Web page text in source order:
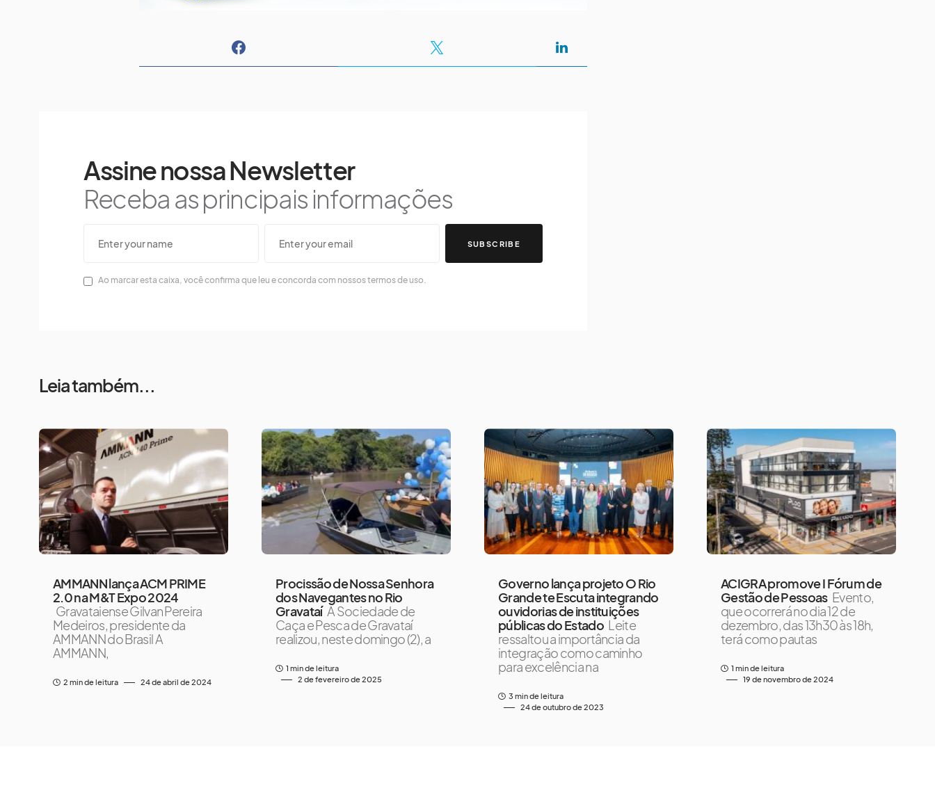
Assine nossa Newsletter
Receba as principais informações
SUBSCRIBE
Ao marcar esta caixa, você confirma que leu e concorda com nossos termos de uso.
Leia também...
AMMANN lança ACM PRIME
2.0 na M&T Expo 2024
Gravataiense Gilvan Pereira
Medeiros, presidente da
AMMANN do Brasil A
AMMANN,
2 min de leitura 24 de abril de 2024
Procissão de Nossa Senhora
dos Navegantes no Rio
Gravataí A Sociedade de
Caça e Pesca de Gravataí
realizou, neste domingo (2), a
1 min de leitura
2 de fevereiro de 2025
Governo lança projeto O Rio
Grande te Escuta integrando
ouvidorias de instituições
públicas do Estado Leite
ressaltou a importância da
integração como caminho
para excelência na
3 min de leitura
24 de outubro de 2023
ACIGRA promove I Fórum de
Gestão de Pessoas Evento,
que ocorrerá no dia 12 de
dezembro, das 13h30 às 18h,
terá como pautas
1 min de leitura
19 de novembro de 2024